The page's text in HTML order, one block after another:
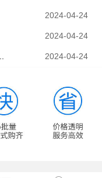
2024-04-24
2024-04-24
2024-04-24